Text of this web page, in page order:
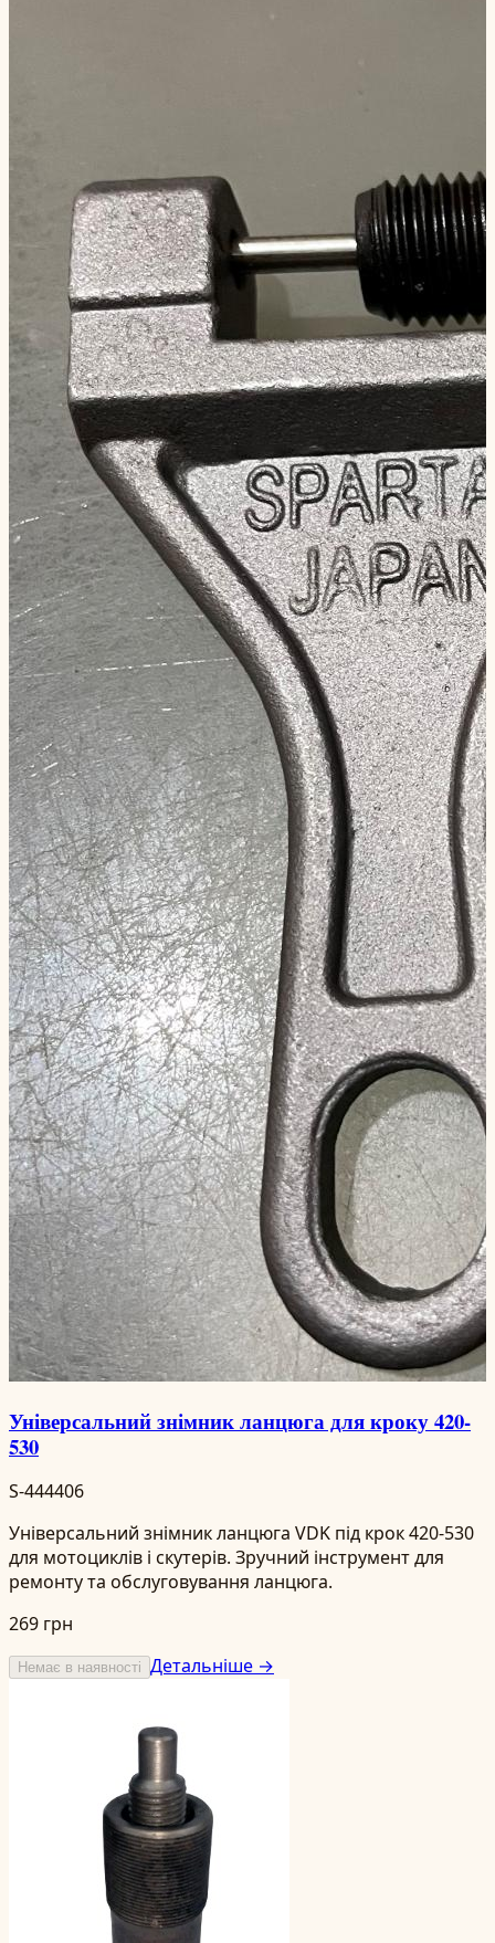
Універсальний знімник ланцюга для кроку 420-
530
S-444406
Універсальний знімник ланцюга VDK під крок 420-530
для мотоциклів і скутерів. Зручний інструмент для
ремонту та обслуговування ланцюга.
269 грн
Немає в наявності Детальніше →